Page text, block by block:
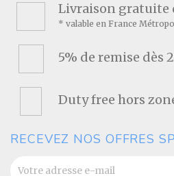
Livraison gratuite
* valable en France
5% de remise dès
Duty free hors
RECEVEZ NOS OFFRES